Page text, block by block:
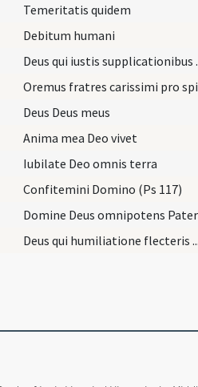
Temeritatis quidem
Debitum humani
Deus Deus meus
Anima mea Deo vivet
Iubilate Deo omnis terra
Confitemini Domino (Ps 117)